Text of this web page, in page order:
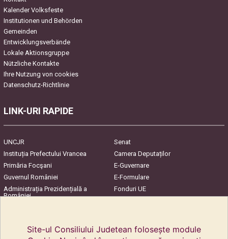
Kalender Volksfeste
Institutionen und Behörden
Gemeinden
Entwicklungsverbände
Lokale Aktionsgruppe
Nützliche Kontakte
Ihre Nutzung von cookies
Datenschutz-Richtlinie
LINK-URI RAPIDE
UNCJR
Senat
Instituția Prefectului Vrancea
Camera Deputaților
Primăria Focşani
E-Guvernare
Guvernul României
E-Formulare
Administrația Prezidențială a
României
Fonduri UE
Site-ul Consiliului Judetean folosește module